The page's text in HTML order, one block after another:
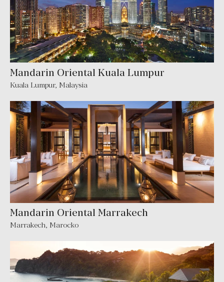
Mandarin Oriental Kuala Lumpur
Kuala Lumpur, Malaysia
Mandarin Oriental Marrakech
Marrakech, Marocko